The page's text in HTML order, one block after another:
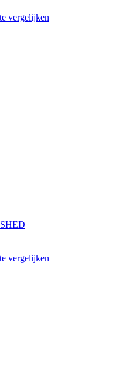
vergelijken
vergelijken